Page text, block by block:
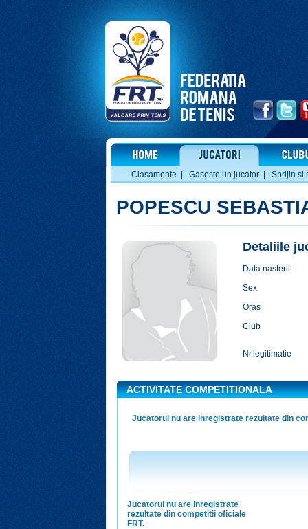
Clasamente Gaseste un jucator Sprijin si
POPESCU
Detaliile
Data nasterii
Sex
Oras
Club
Nr.legitimatie
ACTIVITATE COMPETITIONALA
Jucatorul nu are inregistrate rezultate din
Jucatorul nu are inregistrate
rezultate din competitii oficiale
FRT.